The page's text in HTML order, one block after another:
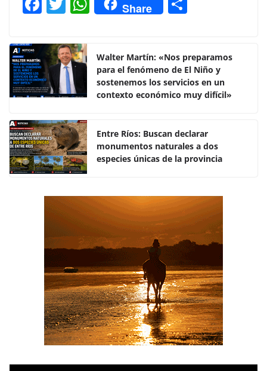
c
e
b
o
o
k
itt
er
h
s
A
p
Share
p
ar
tir
Walter Martín: «Nos preparamos
para el fenómeno de El Niño y
sostenemos los servicios en un
contexto económico muy difícil»
Entre Ríos: Buscan declarar
monumentos naturales a dos
especies únicas de la provincia